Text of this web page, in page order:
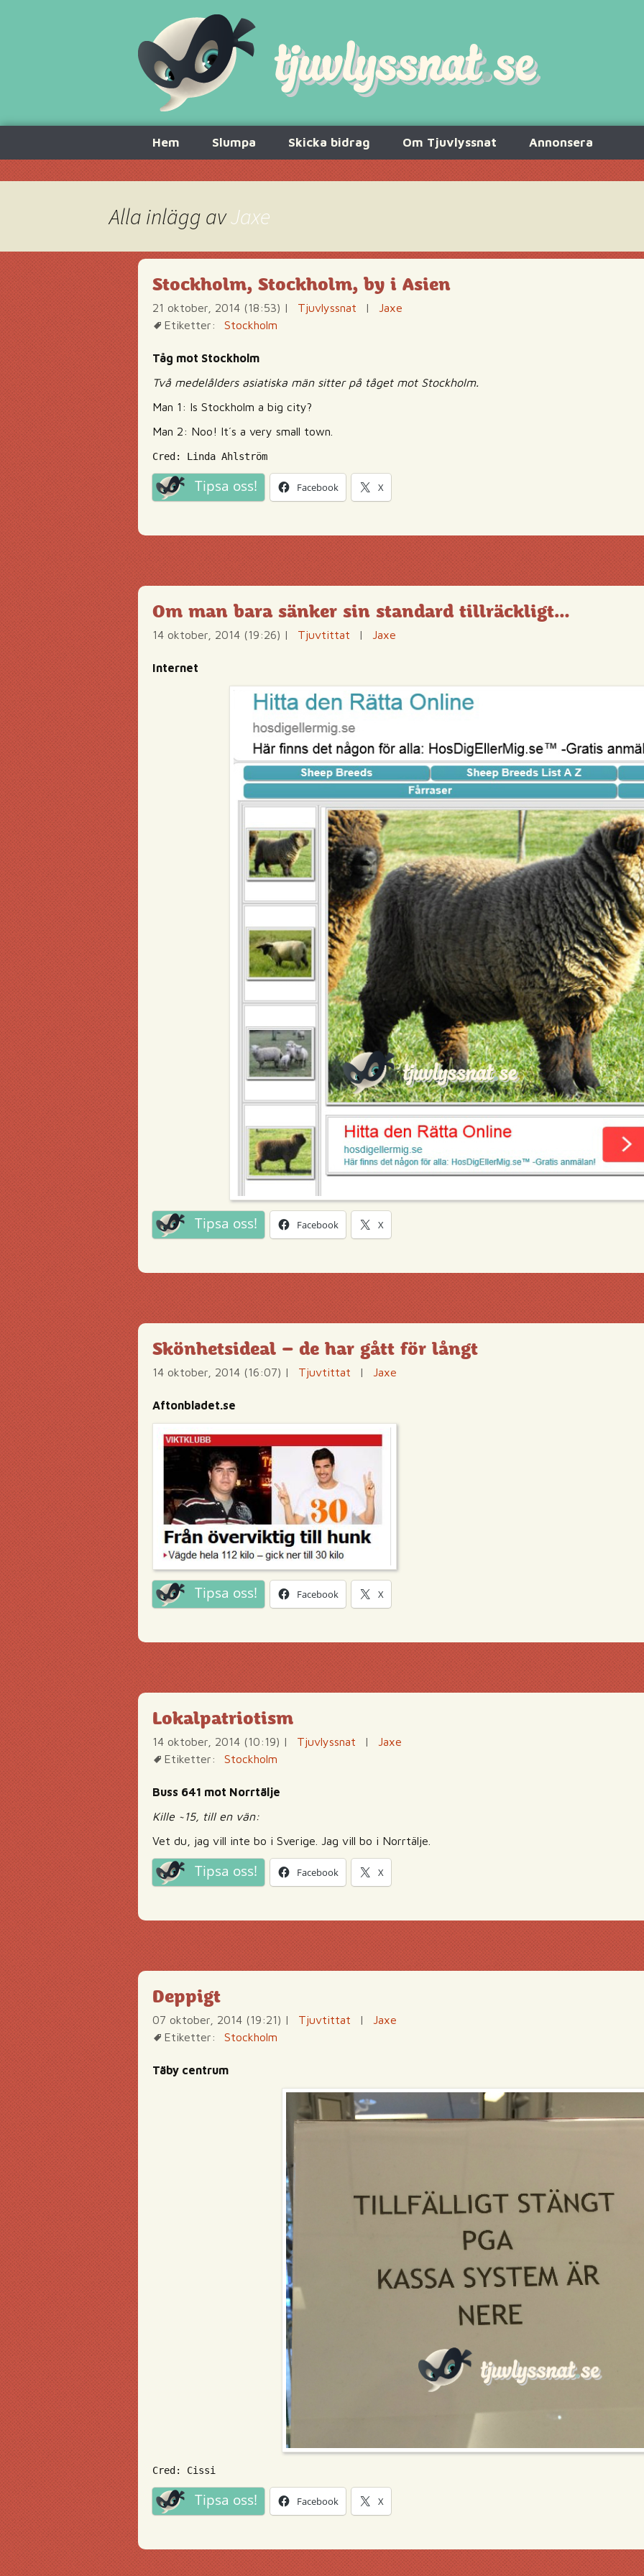
innehåll
Hem Slumpa Skicka bidrag Om Tjuvlyssnat Annonsera
Alla inlägg avJaxe
Stockholm, Stockholm, by i Asien
21 oktober, 2014 (18:53) | Tjuvlyssnat |
Jaxe
Etiketter:
Stockholm
Tåg mot Stockholm
Två medelålders asiatiska män sitter på tåget mot Stockholm.
Man 1: Is Stockholm a big city?
Man 2: Noo! It´s a very small town.
Cred: Linda Ahlström
Tipsa oss! Facebook X
Om man bara sänker sin standard tillräckligt…
14 oktober, 2014 (19:26) | Tjuvtittat | Jaxe
Internet
Tipsa oss! Facebook X
Skönhetsideal – de har gått för långt
14 oktober, 2014 (16:07) | Tjuvtittat | Jaxe
Aftonbladet.se
Tipsa oss! Facebook X
Lokalpatriotism
14 oktober, 2014 (10:19) | Tjuvlyssnat |
Jaxe
Etiketter:
Stockholm
Buss 641 mot Norrtälje
Kille ~15, till en vän:
Vet du, jag vill inte bo i Sverige. Jag vill bo i Norrtälje.
Tipsa oss! Facebook X
Deppigt
07 oktober, 2014 (19:21) | Tjuvtittat |
Jaxe
Etiketter:
Stockholm
Täby centrum
Cred: Cissi
Tipsa oss! Facebook X